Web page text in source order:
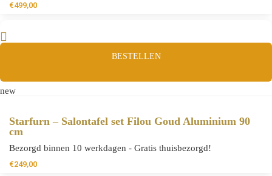
€499,00
BESTELLEN
new
Starfurn – Salontafel set Filou Goud Aluminium 90
cm
Bezorgd binnen 10 werkdagen - Gratis thuisbezorgd!
€249,00